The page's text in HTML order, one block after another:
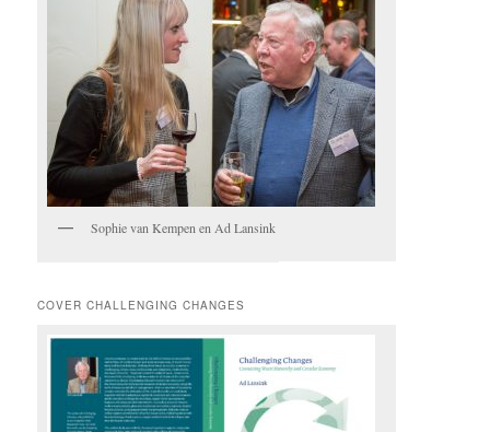
Sophie van Kempen en Ad Lansink
COVER CHALLENGING CHANGES